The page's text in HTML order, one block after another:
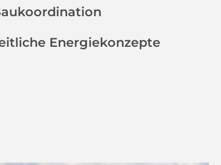
Energiekonzepte